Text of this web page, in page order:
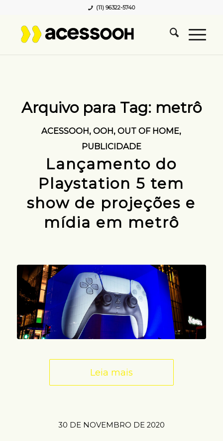
(11) 96322-5740
Arquivo para Tag: metrô
ACESSOOH,OOH,OUT OF HOME,
PUBLICIDADE
Lançamento do
Playstation 5 tem
show de projeções e
mídia em metrô
Leia mais
30 DE NOVEMBRO DE 2020